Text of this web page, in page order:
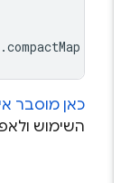
.compactMap
כאן מוסבר
השימוש